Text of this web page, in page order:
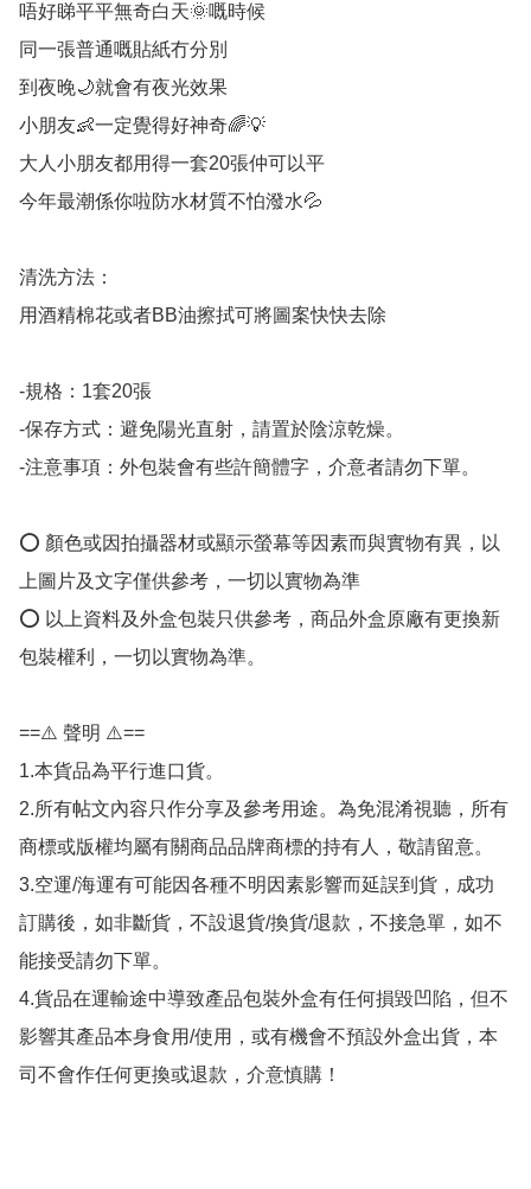
唔好睇平平無奇白天🌞嘅時候
同一張普通嘅貼紙冇分別
到夜晚🌙就會有夜光效果
小朋友👶一定覺得好神奇🌈💡
大人小朋友都用得一套20張仲可以平
今年最潮係你啦防水材質不怕潑水💦
清洗方法：
用酒精棉花或者BB油擦拭可將圖案快快去除
-規格：1套20張
-保存方式：避免陽光直射，請置於陰涼乾燥。
-注意事項：外包裝會有些許簡體字，介意者請勿下單。
⭕️ 顏色或因拍攝器材或顯示螢幕等因素而與實物有異，以
上圖片及文字僅供參考，一切以實物為準
⭕️ 以上資料及外盒包裝只供參考，商品外盒原廠有更換新
包裝權利，一切以實物為準。
==⚠️ 聲明 ⚠️==
1.本貨品為平行進口貨。
2.所有帖文內容只作分享及參考用途。為免混淆視聽，所有
商標或版權均屬有關商品品牌商標的持有人，敬請留意。
3.空運/海運有可能因各種不明因素影響而延誤到貨，成功
訂購後，如非斷貨，不設退貨/換貨/退款，不接急單，如不
能接受請勿下單。
4.貨品在運輸途中導致產品包裝外盒有任何損毀凹陷，但不
影響其產品本身食用/使用，或有機會不預設外盒出貨，本
司不會作任何更換或退款，介意慎購！